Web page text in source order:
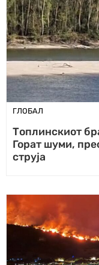
ГЛОБАЛ
Топлинскиот
Горат шуми,
струја